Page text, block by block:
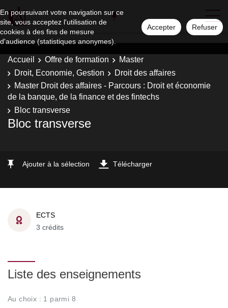
En poursuivant votre navigation sur ce
site, vous acceptez l'utilisation de
cookies à des fins de mesure
d'audience (statistiques anonymes).
Accepter Refuser
Accueil Offre de formation
Master
Droit, Economie, Gestion
Droit des affaires
Master Droit des affaires - Parcours : Droit et économie
de la banque, de la finance et des fintechs
Bloc transverse
Bloc transverse
Ajouter à la sélection Télécharger
ECTS
3 crédits
Liste des enseignements
Au choix : 1 parmi 8